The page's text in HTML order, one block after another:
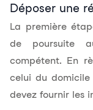
Déposer une
La première
de poursuite
compétent. En
celui du domicile
devez fournir les